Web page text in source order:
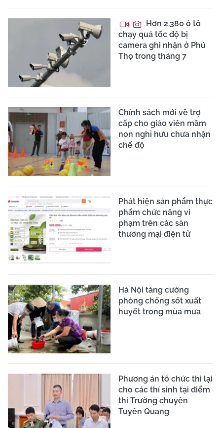
Hơn 2.380 ô tô
chạy quá tốc độ bị
camera ghi nhận ở Phú
Thọ trong tháng 7
Chính sách mới về trợ
cấp cho giáo viên mầm
non nghỉ hưu chưa nhận
chế độ
Phát hiện sản phẩm thực
phẩm chức năng vi
phạm trên các sàn
thương mại điện tử
Hà Nội tăng cường
phòng chống sốt xuất
huyết trong mùa mưa
Phương án tổ chức thi lại
cho các thí sinh tại điểm
thi Trường chuyên
Tuyên Quang